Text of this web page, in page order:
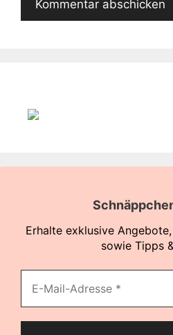
Erhalte exklusive
sowie Tipps